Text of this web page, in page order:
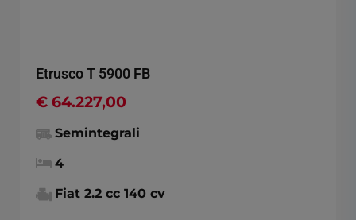
Etrusco T 5900 FB
€ 64.227,00
Semintegrali
4
Fiat 2.2 cc 140 cv